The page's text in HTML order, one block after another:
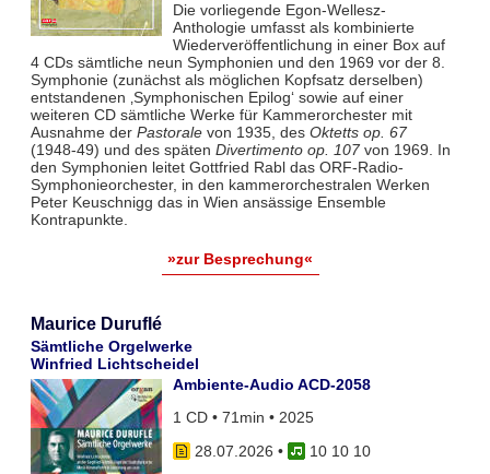
Die vorliegende Egon-Wellesz-
Anthologie umfasst als kombinierte
Wiederveröffentlichung in einer Box auf
4 CDs sämtliche neun Symphonien und den 1969 vor der 8.
Symphonie (zunächst als möglichen Kopfsatz derselben)
entstandenen ‚Symphonischen Epilog‘ sowie auf einer
weiteren CD sämtliche Werke für Kammerorchester mit
Ausnahme der Pastoralevon 1935, des Oktetts op. 67
(1948-49) und des späten Divertimento op. 107von 1969. In
den Symphonien leitet Gottfried Rabl das ORF-Radio-
Symphonieorchester, in den kammerorchestralen Werken
Peter Keuschnigg das in Wien ansässige Ensemble
Kontrapunkte.
»zur Besprechung«
Maurice Duruflé
Sämtliche Orgelwerke
Winfried Lichtscheidel
Ambiente-Audio ACD-2058
1 CD • 71min • 2025
28.07.2026 •
10 10 10